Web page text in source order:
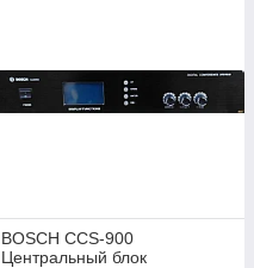
BOSCH CCS-900
Центральный блок